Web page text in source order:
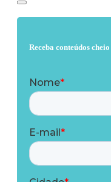
Receba conteúdos